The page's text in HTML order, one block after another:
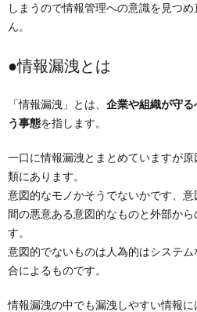
しまうので情報管理への意識を見つ
ん。
●情報漏洩とは
「情報漏洩」とは、 企業や組織が守
う事態を指します。
一口に情報漏洩とまとめていますが
類にあります。
意図的なモノかそうでないかです、
間の悪意ある意図的なものと外部か
す。
意図的でないものは人為的はシステ
合によるものです。
情報漏洩の中でも漏洩しやすい情報